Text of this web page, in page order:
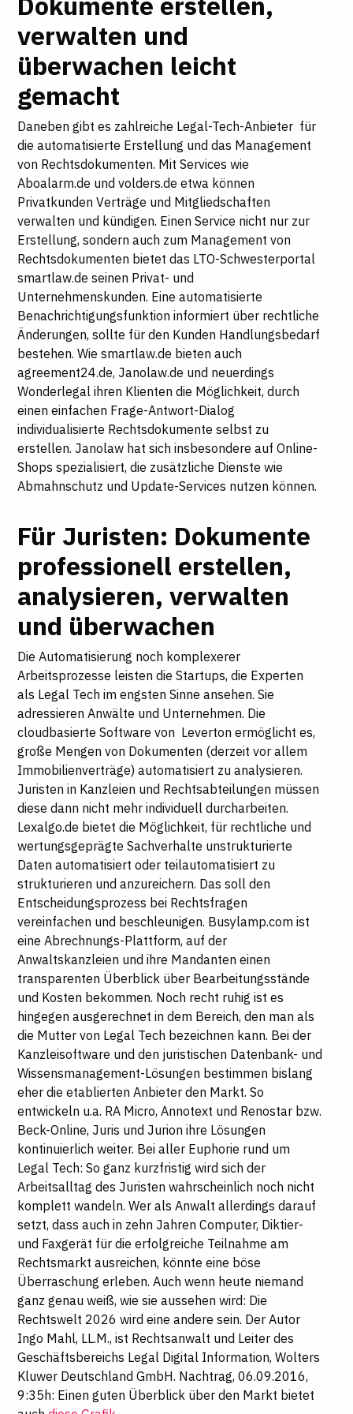
verwalten und
überwachen leicht
gemacht
Daneben gibt es zahlreiche Legal-Tech-Anbieter für
die automatisierte Erstellung und das Management
von Rechtsdokumenten. Mit Services wie
Aboalarm.de und volders.de etwa können
Privatkunden Verträge und Mitgliedschaften
verwalten und kündigen. Einen Service nicht nur zur
Erstellung, sondern auch zum Management von
Rechtsdokumenten bietet das LTO-Schwesterportal
smartlaw.de seinen Privat- und
Unternehmenskunden. Eine automatisierte
Benachrichtigungsfunktion informiert über rechtliche
Änderungen, sollte für den Kunden Handlungsbedarf
bestehen. Wie smartlaw.de bieten auch
agreement24.de, Janolaw.de und neuerdings
Wonderlegal ihren Klienten die Möglichkeit, durch
einen einfachen Frage-Antwort-Dialog
individualisierte Rechtsdokumente selbst zu
erstellen. Janolaw hat sich insbesondere auf Online-
Shops spezialisiert, die zusätzliche Dienste wie
Abmahnschutz und Update-Services nutzen können.
Für Juristen: Dokumente
professionell erstellen,
analysieren, verwalten
und überwachen
Die Automatisierung noch komplexerer
Arbeitsprozesse leisten die Startups, die Experten
als Legal Tech im engsten Sinne ansehen. Sie
adressieren Anwälte und Unternehmen. Die
cloudbasierte Software von Leverton ermöglicht es,
große Mengen von Dokumenten (derzeit vor allem
Immobilienverträge) automatisiert zu analysieren.
Juristen in Kanzleien und Rechtsabteilungen müssen
diese dann nicht mehr individuell durcharbeiten.
Lexalgo.de bietet die Möglichkeit, für rechtliche und
wertungsgeprägte Sachverhalte unstrukturierte
Daten automatisiert oder teilautomatisiert zu
strukturieren und anzureichern. Das soll den
Entscheidungsprozess bei Rechtsfragen
vereinfachen und beschleunigen. Busylamp.com ist
eine Abrechnungs-Plattform, auf der
Anwaltskanzleien und ihre Mandanten einen
transparenten Überblick über Bearbeitungsstände
und Kosten bekommen. Noch recht ruhig ist es
hingegen ausgerechnet in dem Bereich, den man als
die Mutter von Legal Tech bezeichnen kann. Bei der
Kanzleisoftware und den juristischen Datenbank- und
Wissensmanagement-Lösungen bestimmen bislang
eher die etablierten Anbieter den Markt. So
entwickeln u.a. RA Micro, Annotext und Renostar bzw.
Beck-Online, Juris und Jurion ihre Lösungen
kontinuierlich weiter. Bei aller Euphorie rund um
Legal Tech: So ganz kurzfristig wird sich der
Arbeitsalltag des Juristen wahrscheinlich noch nicht
komplett wandeln. Wer als Anwalt allerdings darauf
setzt, dass auch in zehn Jahren Computer, Diktier-
und Faxgerät für die erfolgreiche Teilnahme am
Rechtsmarkt ausreichen, könnte eine böse
Überraschung erleben. Auch wenn heute niemand
ganz genau weiß, wie sie aussehen wird: Die
Rechtswelt 2026 wird eine andere sein. Der Autor
Ingo Mahl, LL.M., ist Rechtsanwalt und Leiter des
Geschäftsbereichs Legal Digital Information, Wolters
Kluwer Deutschland GmbH. Nachtrag, 06.09.2016,
9:35h: Einen guten Überblick über den Markt bietet